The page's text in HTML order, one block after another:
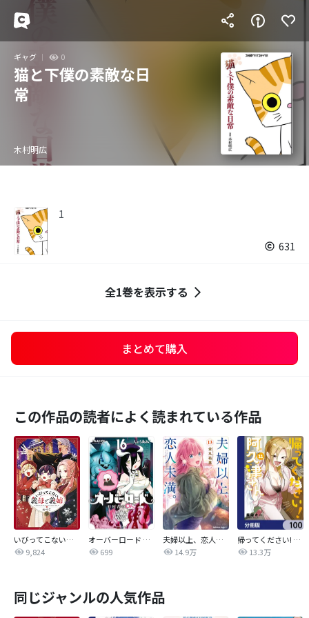
ギャグ 0
猫と下僕の素敵な日
常
木村明広
1
631
全1巻を表示する
まとめて購入
この作品の読者によく読まれている作品
いびってこない義母と義姉
9,824
オーバーロード 不死者のOh!
699
夫婦以上、恋人未満。【分冊版】
14.9万
帰ってください! 阿久津さん【分冊版】
13.3万
同じジャンルの人気作品